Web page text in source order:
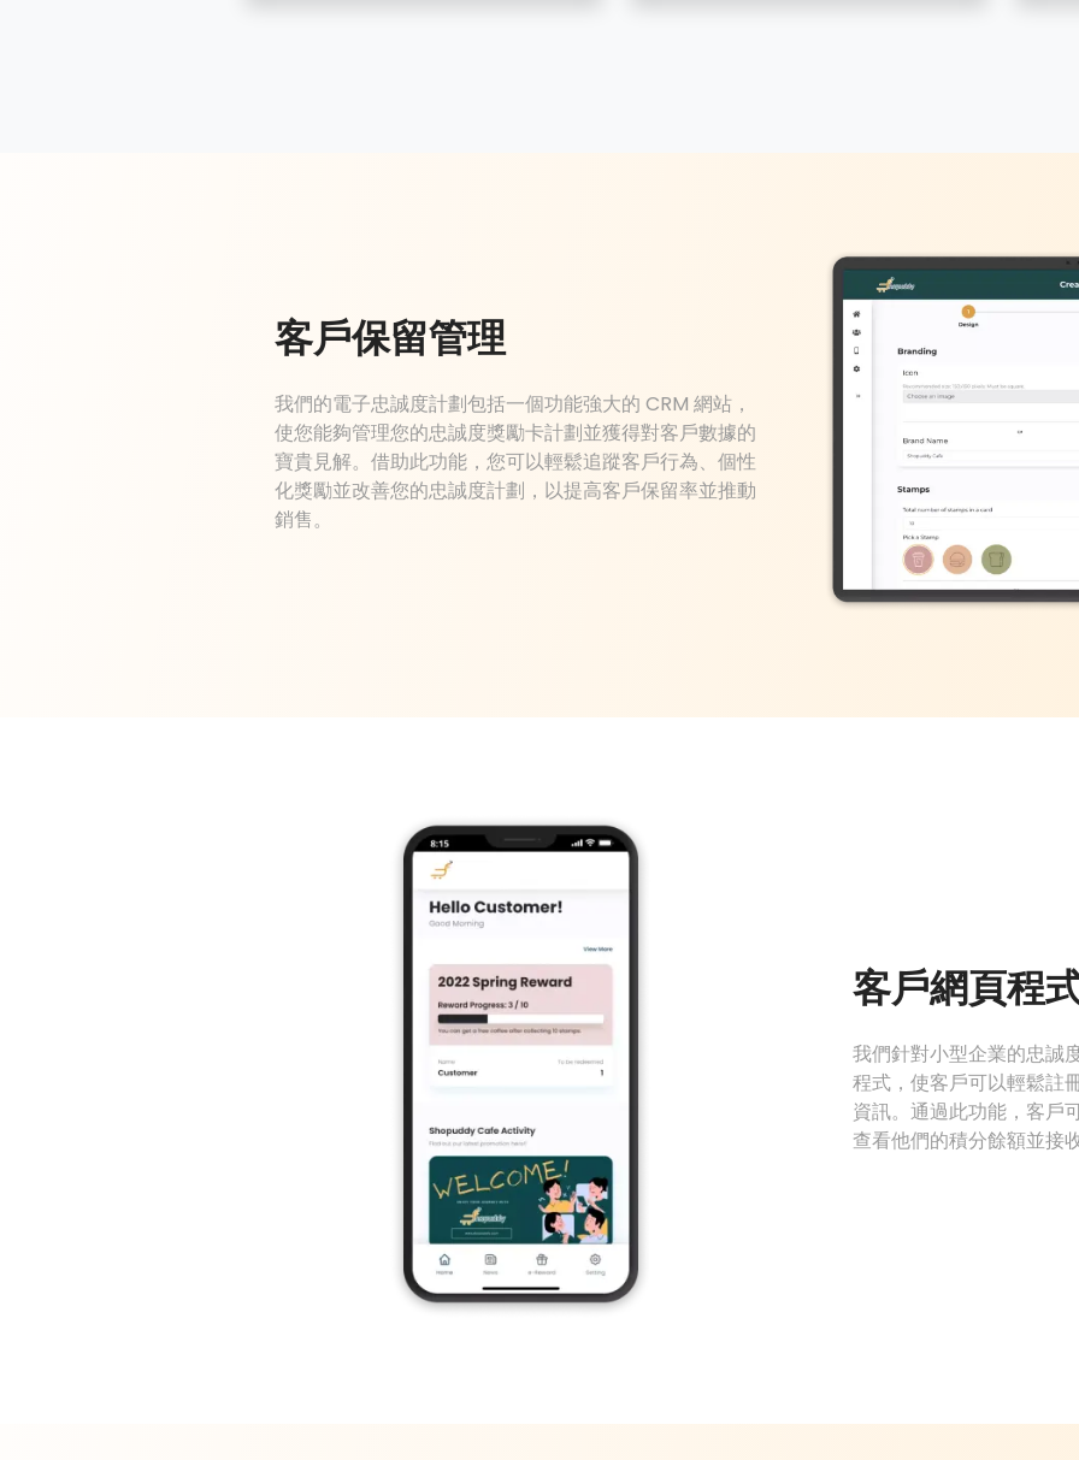
客戶保留管理
我們的電子忠誠度計劃包括一個功能強大的 CRM 網站，
使您能夠管理您的忠誠度獎勵卡計劃並獲得對客戶數據的
寶貴見解。借助此功能，您可以輕鬆追蹤客戶行為、個性
化獎勵並改善您的忠誠度計劃，以提高客戶保留率並推動
銷售。
客戶網頁程
我們針對小型企業的忠誠
程式，使客戶可以輕鬆註
資訊。通過此功能，客戶
查看他們的積分餘額並接